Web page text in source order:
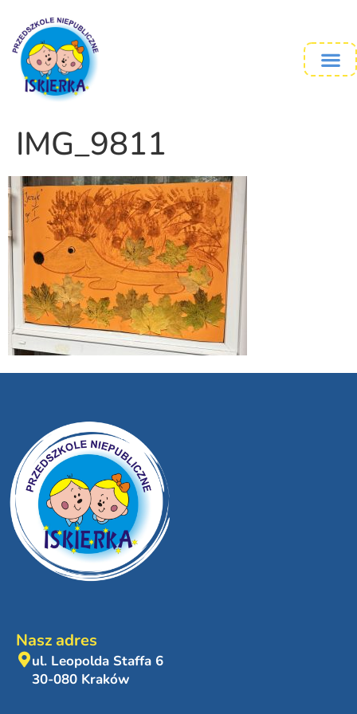
IMG_9811
Nasz adres
ul. Leopolda Staffa 6
30-080 Kraków